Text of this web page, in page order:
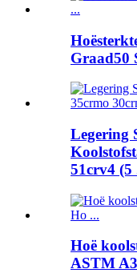
Graad50
Legering
51crv4 (5
Hoë
ASTM